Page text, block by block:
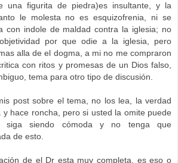
una figurita de piedra)es insultante, y la
le molesta no es esquizofrenia, ni se
con indole de maldad contra la iglesia; no
por que odie a la iglesia, pero
alla de el dogma, a mi no me compraron
con ritos y promesas de un Dios falso,
tema para otro tipo de discusión.
post sobre el tema, no los lea, la verdad
y hace roncha, pero si usted la omite puede
siga siendo cómoda y no tenga que
de esto.
de el Dr esta muy completa, es eso o